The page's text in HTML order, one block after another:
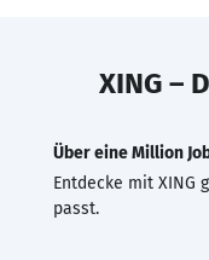
XING –
Über eine Million
Entdecke mit XING
passt.